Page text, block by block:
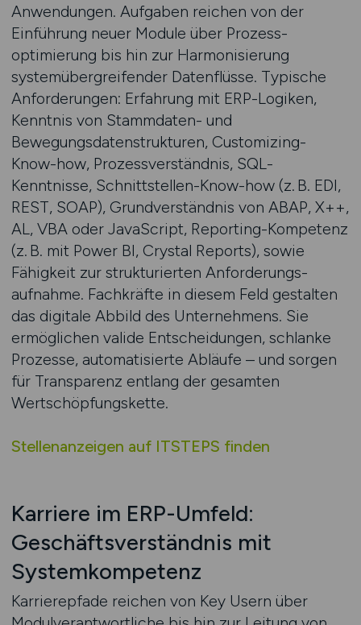
Anwendungen. Aufgaben reichen von der
Einführung neuer Module über Prozess­
optimierung bis hin zur Harmonisierung
systemübergreifender Datenflüsse. Typische
Anforderungen: Erfahrung mit ERP-Logiken,
Kenntnis von Stammdaten- und
Bewegungsdatenstrukturen, Customizing-
Know-how, Prozessverständnis, SQL-
Kenntnisse, Schnittstellen-Know-how (z. B. EDI,
REST, SOAP), Grundverständnis von ABAP, X++,
AL, VBA oder JavaScript, Reporting-Kompetenz
(z. B. mit Power BI, Crystal Reports), sowie
Fähigkeit zur strukturierten Anforderungs­
aufnahme. Fachkräfte in diesem Feld gestalten
das digitale Abbild des Unternehmens. Sie
ermöglichen valide Entscheidungen, schlanke
Prozesse, automatisierte Abläufe – und sorgen
für Transparenz entlang der gesamten
Wertschöpfungskette.
Stellenanzeigen auf ITSTEPS finden
Karriere im ERP-Umfeld:
Geschäftsverständnis mit
Systemkompetenz
Karrierepfade reichen von Key Usern über